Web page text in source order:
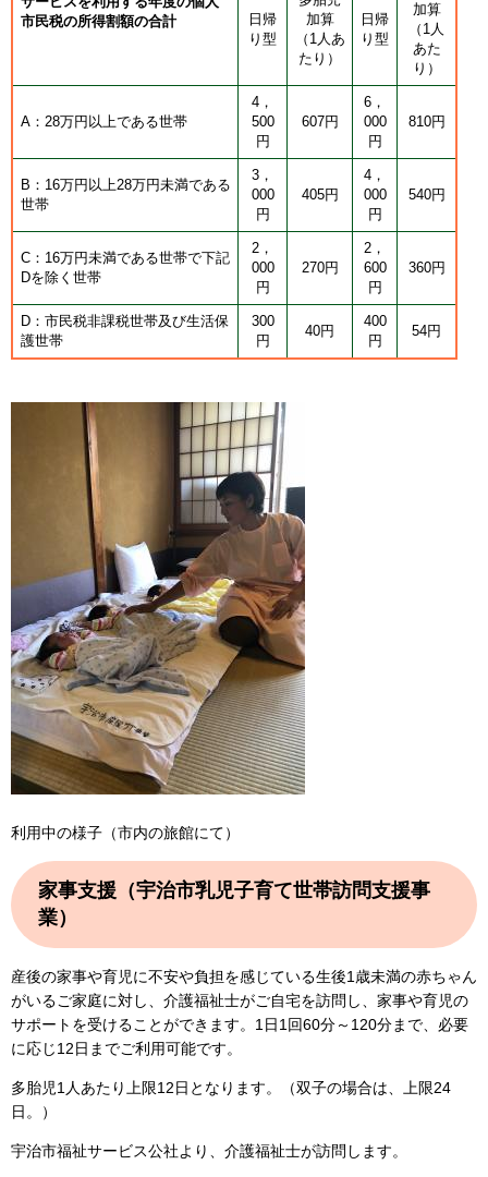
市民税の所得割額の合計
日帰
り型
加算
（1人あ
たり）
日帰
り型
加算
（1人
あた
り）
A：28万円以上である世帯
4，
500
円
607円
6，
000
円
810円
B：16万円以上28万円未満である
世帯
3，
000
円
405円
4，
000
円
540円
C：16万円未満である世帯で下記
Dを除く世帯
2，
000
円
270円
2，
600
円
360円
D：市民税非課税世帯及び生活保
護世帯
300
円
40円
400
円
54円
利用中の様子（市内の旅館にて）
家事支援（宇治市乳児子育て世帯訪問支援事
業）
産後の家事や育児に不安や負担を感じている生後1歳未満の赤ちゃん
がいるご家庭に対し、介護福祉士がご自宅を訪問し、家事や育児の
サポートを受けることができます。1日1回60分～120分まで、必要
に応じ12日までご利用可能です。
多胎児1人あたり上限12日となります。（双子の場合は、上限24
日。）
宇治市福祉サービス公社より、介護福祉士が訪問します。